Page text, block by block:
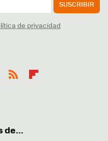
SUSCRIBIR
de privacidad
de...